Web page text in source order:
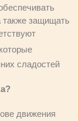
также защищать
сладостей
движения